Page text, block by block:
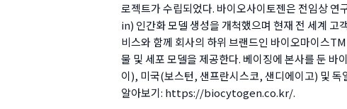
로젝트가 수립되었다. 바이오사이토젠은 전임상
in) 인간화 모델 생성을 개척했으며 현재 전 세계 고
비스와 함께 회사의 하위 브랜드인 바이오마이스
물 및 세포 모델을 제공한다. 베이징에 본사를 둔
이), 미국(보스턴, 샌프란시스코, 샌디에이고) 및
알아보기: https://biocytogen.co.kr/.